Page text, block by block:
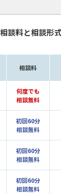
談料と相談形
相談料
何度でも
相談無料
初回60分
相談無料
初回60分
相談無料
初回60分
相談無料